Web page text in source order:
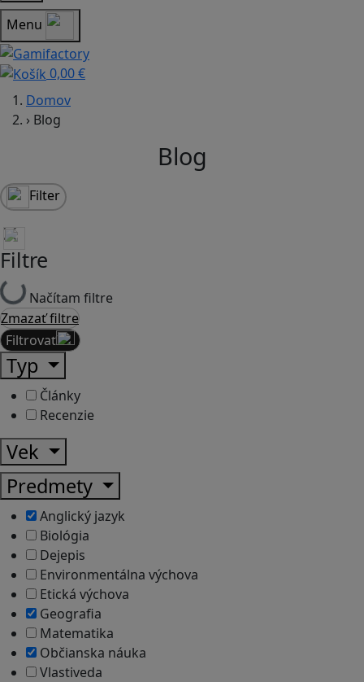
Menu
0,00 €
Domov
› Blog
Blog
Filter
Filtre
Načítam filtre
Zmazať filtre
Filtrovať
Typ
Články
Recenzie
Vek
Predmety
Anglický jazyk
Biológia
Dejepis
Environmentálna výchova
Etická výchova
Geografia
Matematika
Občianska náuka
Vlastiveda